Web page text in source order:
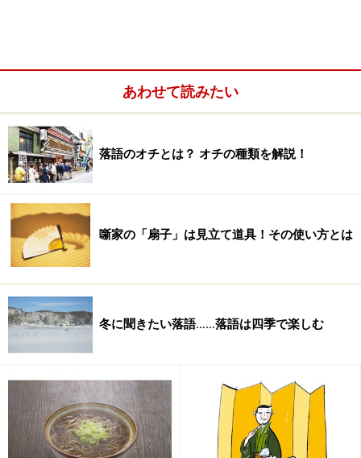
あわせて読みたい
落語のオチとは？ オチの種類を解説！
噺家の「扇子」は見立て道具！その使い方とは
冬に聞きたい落語……落語は四季で楽しむ